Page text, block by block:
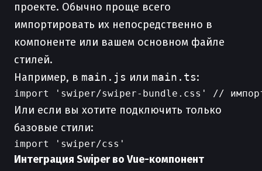
проекте. Обычно проще всего
импортировать их непосредственно в
компоненте или вашем основном файле
стилей.
Например, в main.js или main.ts:
Или если вы хотите подключить только
базовые стили:
Интеграция Swiper во Vue-компонент